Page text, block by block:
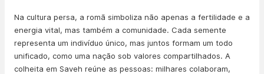
Na cultura persa, a romã simboliza não apenas a fertilidade e a
energia vital, mas também a comunidade. Cada semente
representa um indivíduo único, mas juntos formam um todo
unificado, como uma nação sob valores compartilhados. A
colheita em Saveh reúne as pessoas: milhares colaboram,